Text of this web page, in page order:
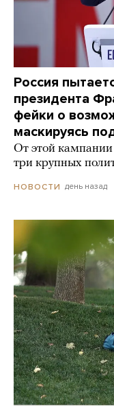
Россия
президента
фейки о
маскируясь
От этой
три крупных
НОВОСТИ день назад